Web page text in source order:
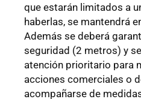
que estarán limitados a
haberlas, se mantendrá
Además se deberá
seguridad (2 metros) y
atención prioritario para
acciones comerciales o
acompañarse de